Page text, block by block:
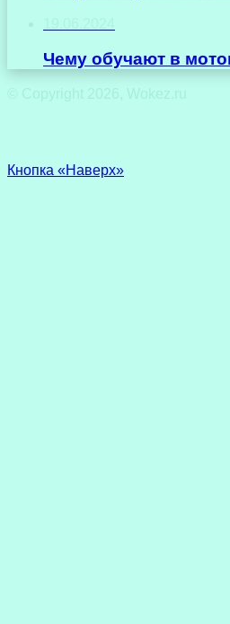
Чему обучают в
© Copyright 2026, Wokez.ru
Кнопка «Наверх»